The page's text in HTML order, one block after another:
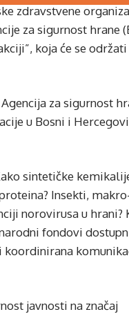
zdravstvene
za sigurnost hrane
koja će se održati
za sigurnost
u Bosni i
sintetičke
Insekti,
norovirusa u hrani?
fondovi
koordinirana
javnosti na značaj